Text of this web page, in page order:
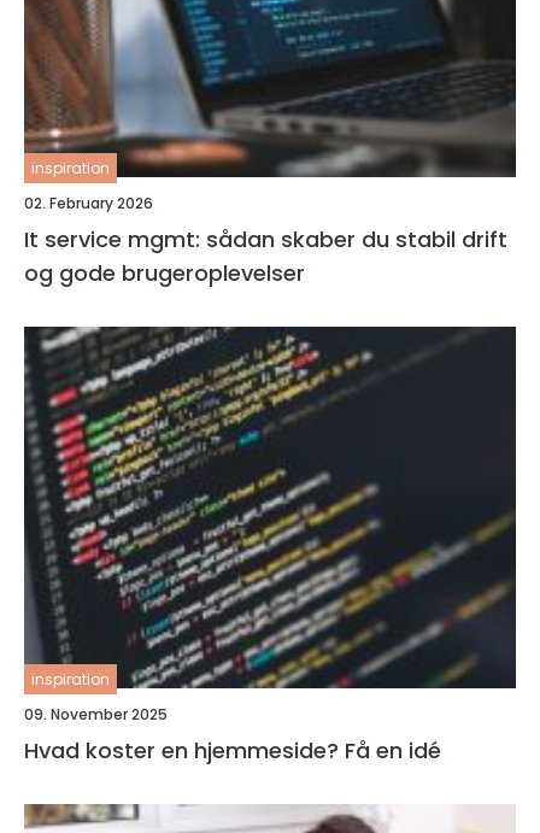
inspiration
02. February 2026
It service mgmt: sådan skaber du stabil drift
og gode brugeroplevelser
inspiration
09. November 2025
Hvad koster en hjemmeside? Få en idé